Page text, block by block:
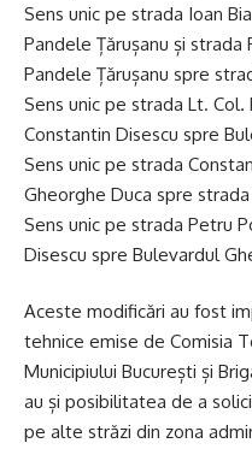
Sens unic pe strada Ioan
Pandele Țărușanu și strada
Pandele Țărușanu spre
Sens unic pe strada Lt.
Constantin Disescu spre
Sens unic pe strada
Gheorghe Duca spre
Sens unic pe strada Petru
Disescu spre Bulevardul
Aceste modificări au fost
tehnice emise de Comisia
Municipiului București și
au și posibilitatea de a
pe alte străzi din zona